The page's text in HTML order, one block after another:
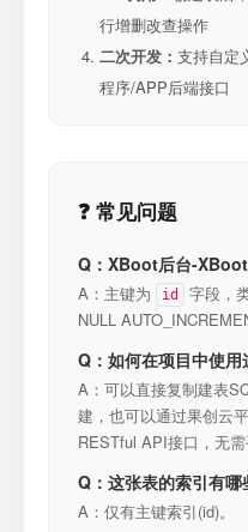
行增删改查操作
二次开发： 支持自定
程序/APP后端接口
❓ 常见问题
Q：XBoot后台-
A：主键为 id
字段，
NULL
Q：如何在项目中使用
A：可以直接复制建表
建，也可以通过果创云
RESTful API接口，无需
Q：这张表的索引有哪
A：仅有主键索引(id)。